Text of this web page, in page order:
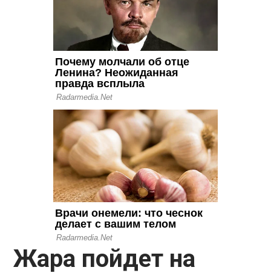
Жара пойдет на